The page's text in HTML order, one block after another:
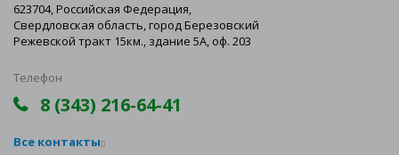
623704, Российская Федерация,
Свердловская область, город Березовский
Режевской тракт 15км., здание 5А, оф. 203
Телефон
8 (343) 216-64-41
Все контакты